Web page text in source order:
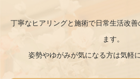
丁寧なヒアリングと施術で日常生活改
ます。
姿勢やゆがみが気になる方は気軽